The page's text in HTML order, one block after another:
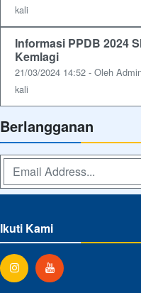
kali
Informasi PPDB 2024
Kemlagi
21/03/2024 14:52 - Oleh
kali
Berlangganan
Ikuti Kami